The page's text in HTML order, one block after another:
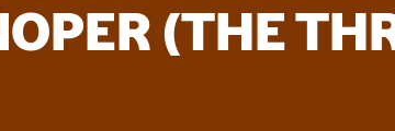
(THE